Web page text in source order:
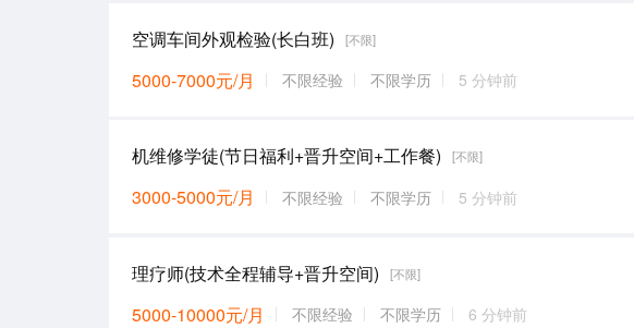
空调车间外观检验(长白班) [不限]
5000-7000元/月 不限经验 不限学历 5 分钟前
机维修学徒(节日福利+晋升空间+工作餐) [不限]
3000-5000元/月 不限经验 不限学历 5 分钟前
理疗师(技术全程辅导+晋升空间) [不限]
5000-10000元/月 不限经验 不限学历 6 分钟前